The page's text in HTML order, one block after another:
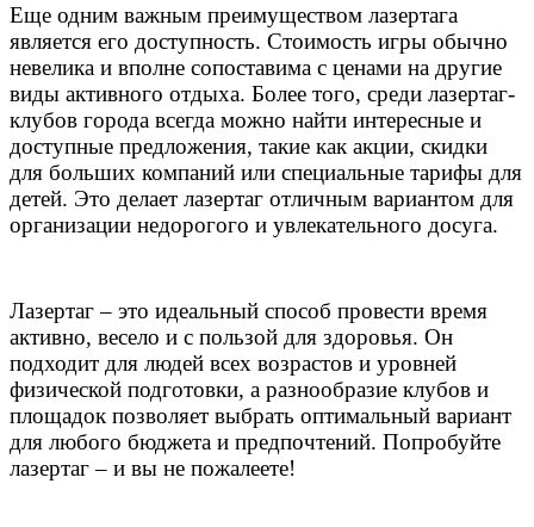
Еще одним важным преимуществом лазертага
является его доступность. Стоимость игры обычно
невелика и вполне сопоставима с ценами на другие
виды активного отдыха. Более того, среди лазертаг-
клубов города всегда можно найти интересные и
доступные предложения, такие как акции, скидки
для больших компаний или специальные тарифы для
детей. Это делает лазертаг отличным вариантом для
организации недорогого и увлекательного досуга.
Лазертаг – это идеальный способ провести время
активно, весело и с пользой для здоровья. Он
подходит для людей всех возрастов и уровней
физической подготовки, а разнообразие клубов и
площадок позволяет выбрать оптимальный вариант
для любого бюджета и предпочтений. Попробуйте
лазертаг – и вы не пожалеете!